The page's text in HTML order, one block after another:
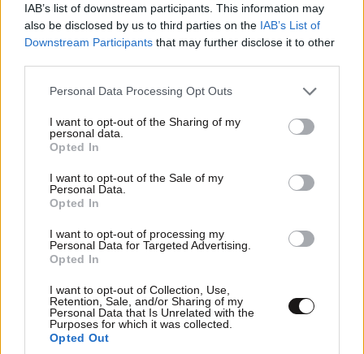
IAB’s list of downstream participants. This information may
also be disclosed by us to third parties on the IAB’s List of
Downstream Participants that may further disclose it to other
Please note that this website/app uses one or more Google
not limited to your visit or usage behaviour. You may click to
grant or deny consent to Google and its third-party tags to
use your data for below specified purposes in below Google
consent section.
Personal Data Processing Opt Outs
I want to opt-out of the Sharing of my
personal data.
Opted In
I want to opt-out of the Sale of my
Personal Data.
Opted In
I want to opt-out of processing my
Personal Data for Targeted Advertising.
Opted In
I want to opt-out of Collection, Use,
Retention, Sale, and/or Sharing of my
Personal Data that Is Unrelated with the
Purposes for which it was collected.
Opted Out
25 ετών- και ανάλογα με το που μένεις. Φέτος σε
12.000 οικισμούς θα μηδενιστεί ο ΕΝΦΙΑ…είχαμε
αφαιρέσει το 50%. Αν τα βάλει όλα αυτά κανείς μαζί,
μου στην ερώτηση που ήδη σκέφτεστε.
Φτάνει αυτό; Σας απαντώ ότι είναι ένα κομμάτι της
λύσης του προβλήματος. Δεν το λύνει όλο. Αλλά
από την άλλη, σας λέω ότι αυτός είναι ο μόνος
τρόπος να μπορείς να ανταποκριθείς και να
πολίτες μπροστά τους. Είναι το πιο ειλικρινές. Είναι
το πιο αξιόπιστο και είναι και το μόνο που δουλεύει.
ρωτήσατε για εκλογές- είναι, με δεδομένο τον χρόνο,
ότι δεν θα υπάρξει ημέρα, εβδομάδα και μήνας όπου
δεν θα γίνονται διαρκώς κι άλλες ενέργειες προς